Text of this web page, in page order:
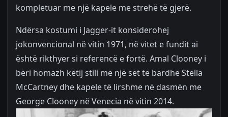
kompletuar me një kapele me strehë të gjerë.
Ndërsa kostumi i Jagger-it konsiderohej
jokonvencional në vitin 1971, në vitet e fundit ai
është rikthyer si referencë e fortë. Amal Clooney i
bëri homazh këtij stili me një set të bardhë Stella
McCartney dhe kapele të lirshme në dasmën me
George Clooney në Venecia në vitin 2014.